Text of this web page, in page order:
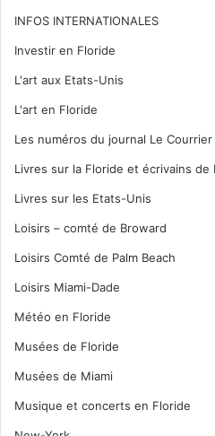
INFOS INTERNATIONALES
Investir en Floride
L'art aux Etats-Unis
L'art en Floride
Les numéros du journal Le
Livres sur la Floride et écrivains de
Livres sur les Etats-Unis
Loisirs – comté de Broward
Loisirs Comté de Palm Beach
Loisirs Miami-Dade
Météo en Floride
Musées de Floride
Musées de Miami
Musique et concerts en Floride